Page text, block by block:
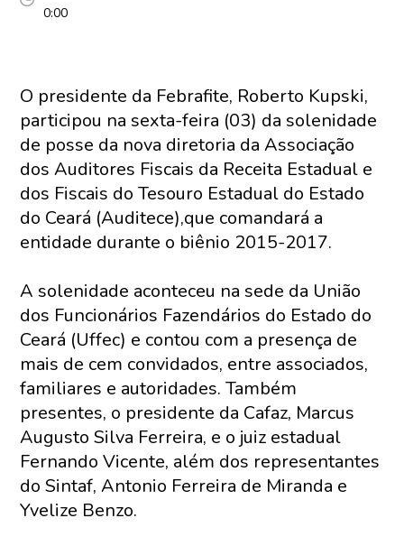
0:00
O presidente da Febrafite, Roberto Kupski,
participou na sexta-feira (03) da solenidade
de posse da nova diretoria da Associação
dos Auditores Fiscais da Receita Estadual e
dos Fiscais do Tesouro Estadual do Estado
do Ceará (Auditece),que comandará a
entidade durante o biênio 2015-2017.
A solenidade aconteceu na sede da União
dos Funcionários Fazendários do Estado do
Ceará (Uffec) e contou com a presença de
mais de cem convidados, entre associados,
familiares e autoridades. Também
presentes, o presidente da Cafaz, Marcus
Augusto Silva Ferreira, e o juiz estadual
Fernando Vicente, além dos representantes
do Sintaf, Antonio Ferreira de Miranda e
Yvelize Benzo.